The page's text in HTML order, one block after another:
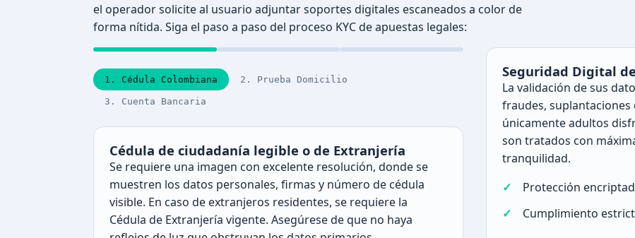
el operador solicite al usuario adjuntar soportes digitales escaneados a color de
forma nítida. Siga el paso a paso del proceso KYC de apuestas legales:
1. Cédula Colombiana 2. Prueba Domicilio
3. Cuenta Bancaria
Cédula de ciudadanía legible o de Extranjería
Se requiere una imagen con excelente resolución, donde se
muestren los datos personales, firmas y número de cédula
visible. En caso de extranjeros residentes, se requiere la
Cédula de Extranjería vigente. Asegúrese de que no haya
Seguridad Digital
La validación de sus
fraudes,
únicamente adultos
son tratados con
tranquilidad.
Protección
Cumplimiento